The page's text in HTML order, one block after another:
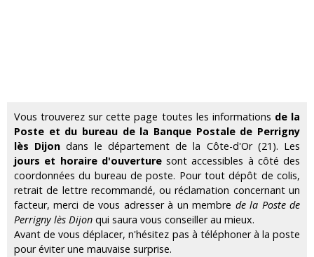
Vous trouverez sur cette page toutes les informations de la
Poste et du bureau de la Banque Postale de Perrigny
lès Dijon dans le département de la Côte-d'Or (21). Les
jours et horaire d'ouverturesont accessibles à côté des
coordonnées du bureau de poste. Pour tout dépôt de colis,
retrait de lettre recommandé, ou réclamation concernant un
facteur, merci de vous adresser à un membre de la Poste de
Perrigny lès Dijon qui saura vous conseiller au mieux.
Avant de vous déplacer, n'hésitez pas à téléphoner à la poste
pour éviter une mauvaise surprise.